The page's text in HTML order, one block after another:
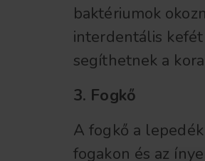
baktériumok
interdentális
segíthetnek a
3. Fogkő
A fogkő a
fogakon és az